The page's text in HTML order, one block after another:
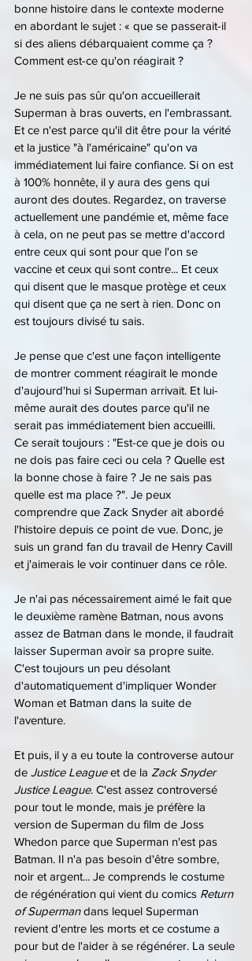
bonne histoire dans le contexte moderne
en abordant le sujet : « que se passerait-il
si des aliens débarquaient comme ça ?
Comment est-ce qu'on réagirait ?
Je ne suis pas sûr qu'on accueillerait
Superman à bras ouverts, en l'embrassant.
Et ce n'est parce qu'il dit être pour la vérité
et la justice "à l'américaine" qu'on va
immédiatement lui faire confiance. Si on est
à 100% honnête, il y aura des gens qui
auront des doutes. Regardez, on traverse
actuellement une pandémie et, même face
à cela, on ne peut pas se mettre d'accord
entre ceux qui sont pour que l'on se
vaccine et ceux qui sont contre... Et ceux
qui disent que le masque protège et ceux
qui disent que ça ne sert à rien. Donc on
est toujours divisé tu sais.
Je pense que c'est une façon intelligente
de montrer comment réagirait le monde
d'aujourd'hui si Superman arrivait. Et lui-
même aurait des doutes parce qu'il ne
serait pas immédiatement bien accueilli.
Ce serait toujours : "Est-ce que je dois ou
ne dois pas faire ceci ou cela ? Quelle est
la bonne chose à faire ? Je ne sais pas
quelle est ma place ?". Je peux
comprendre que Zack Snyder ait abordé
l'histoire depuis ce point de vue. Donc, je
suis un grand fan du travail de Henry Cavill
et j'aimerais le voir continuer dans ce rôle.
Je n'ai pas nécessairement aimé le fait que
le deuxième ramène Batman, nous avons
assez de Batman dans le monde, il faudrait
laisser Superman avoir sa propre suite.
C'est toujours un peu désolant
d'automatiquement d'impliquer Wonder
Woman et Batman dans la suite de
l'aventure.
Et puis, il y a eu toute la controverse autour
de Justice League et de la Zack Snyder
Justice League. C'est assez controversé
pour tout le monde, mais je préfère la
version de Superman du film de Joss
Whedon parce que Superman n'est pas
Batman. Il n'a pas besoin d'être sombre,
noir et argent... Je comprends le costume
de régénération qui vient du comics Return
of Superman dans lequel Superman
revient d'entre les morts et ce costume a
pour but de l'aider à se régénérer. La seule